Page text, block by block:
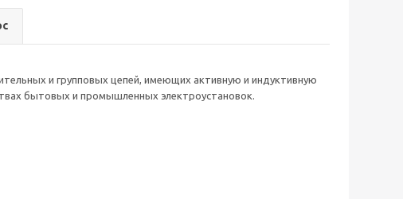
и групповых цепей, имеющих активную и индуктивную
бытовых и промышленных электроустановок.